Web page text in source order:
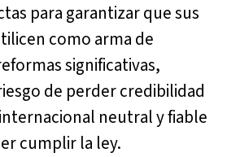
para garantizar que sus
como arma de
significativas,
de perder credibilidad
neutral y fiable
cumplir la ley.